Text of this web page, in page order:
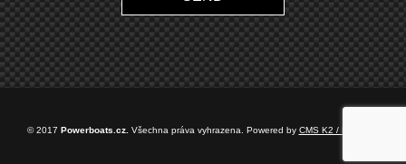
© 2017 Powerboats.cz. Všechna práva vyhrazena. Powered by CMS K2 / BestSite